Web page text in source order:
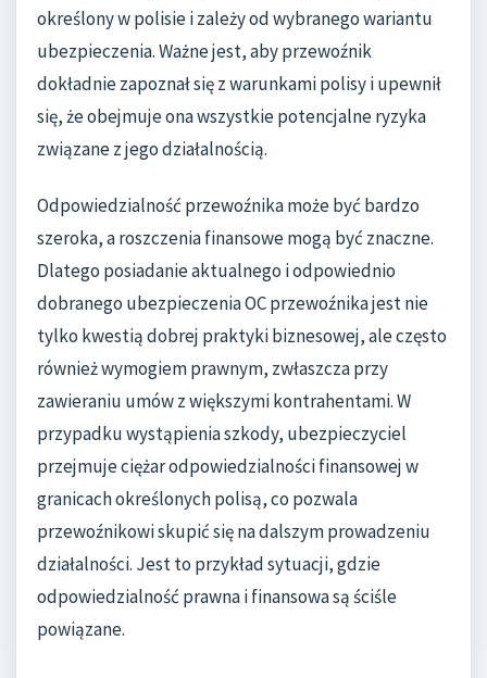
określony w polisie i zależy od wybranego wariantu
ubezpieczenia. Ważne jest, aby przewoźnik
dokładnie zapoznał się z warunkami polisy i upewnił
się, że obejmuje ona wszystkie potencjalne ryzyka
związane z jego działalnością.
Odpowiedzialność przewoźnika może być bardzo
szeroka, a roszczenia finansowe mogą być znaczne.
Dlatego posiadanie aktualnego i odpowiednio
dobranego ubezpieczenia OC przewoźnika jest nie
tylko kwestią dobrej praktyki biznesowej, ale często
również wymogiem prawnym, zwłaszcza przy
zawieraniu umów z większymi kontrahentami. W
przypadku wystąpienia szkody, ubezpieczyciel
przejmuje ciężar odpowiedzialności finansowej w
granicach określonych polisą, co pozwala
przewoźnikowi skupić się na dalszym prowadzeniu
działalności. Jest to przykład sytuacji, gdzie
odpowiedzialność prawna i finansowa są ściśle
powiązane.